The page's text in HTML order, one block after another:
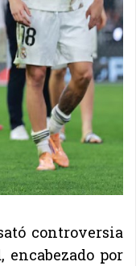
controversia
por